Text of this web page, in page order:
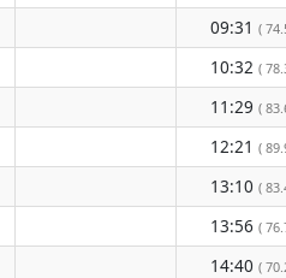
09:31 (
10:32 (
11:29 (
12:21 (
13:10 (
13:56 (
14:40 (